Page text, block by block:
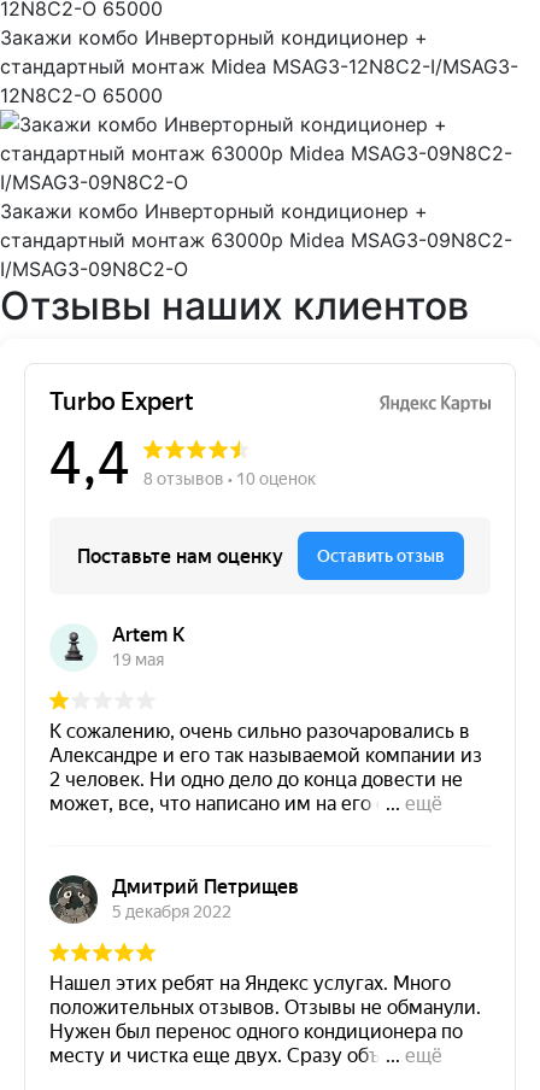
Закажи комбо Инверторный кондиционер +
стандартный монтаж Midea MSAG3-12N8C2-I/MSAG3-
12N8C2-O 65000
Закажи комбо Инверторный кондиционер +
стандартный монтаж 63000р Midea MSAG3-09N8C2-
I/MSAG3-09N8C2-O
Отзывы наших клиентов